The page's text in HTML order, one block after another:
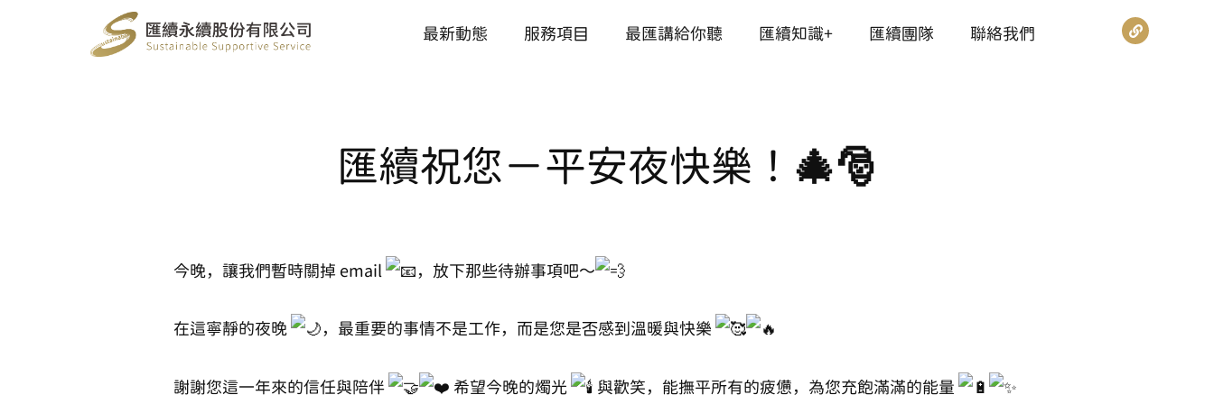
最新動態 服務項目 最匯講給你聽 匯續知識+ 匯續團隊 聯絡我們
匯續祝您－平安夜快樂！🎄🎅
今晚，讓我們暫時關掉 email ，放下那些待辦事項吧～
在這寧靜的夜晚 ，最重要的事情不是工作，而是您是否感到溫暖與快樂
謝謝您這一年來的信任與陪伴 希望今晚的燭光 與歡笑，能撫平所有的疲憊，為您充飽滿滿的能量